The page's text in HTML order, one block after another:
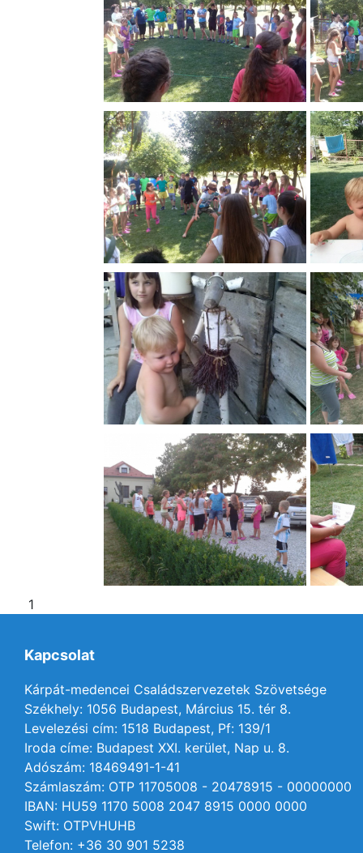
1
Kapcsolat
Kárpát-medencei Családszervezetek Szövetsége
Székhely: 1056 Budapest, Március 15. tér 8.
Levelezési cím: 1518 Budapest, Pf: 139/1
Iroda címe: Budapest XXI. kerület, Nap u. 8.
Adószám: 18469491-1-41
Számlaszám: OTP 11705008 - 20478915 - 00000000
IBAN: HU59 1170 5008 2047 8915 0000 0000
Swift: OTPVHUHB
Telefon: +36 30 901 5238